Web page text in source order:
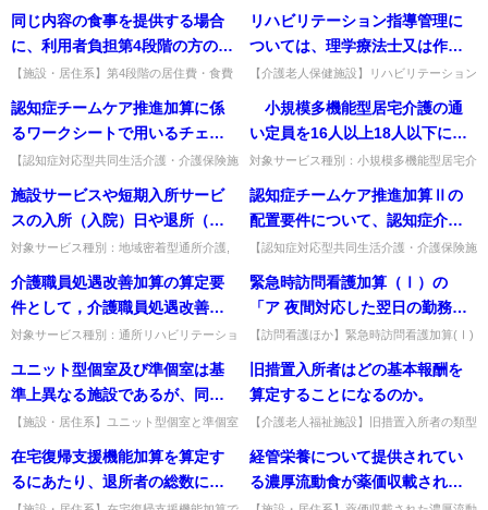
保健施設又は介護療養型医療施
設について、制度開始前に実態
置はないのか。
医療施設に経過措置はあるか。平成18年4
月まで従来型個室の介護...
算Ⅱ」となっているが、加算
（Ⅲ）（Ⅳ）の届出はどうすれ
を要件としない区分のため届出は不要。出
典：令和6年度介護報酬...
同じ内容の食事を提供する場合
に、利用者負担第4段階の方の居
住費・食費を第1段階から第3段
階までの方に対する補足給付の
【施設・居住系】第4段階の居住費・食費
か。踏まえる必要はないが、第4段階のみ
低く設定するのは適当でない...
リハビリテーション指導管理に
ついては、理学療法士又は作業
療法士による個別リハビリテー
ションの実施が要件とされてい
るが、この個別リハビリテーシ
ョンの頻度・時間等の具体的な
基準はあるか。
【介護老人保健施設】リハビリテーション
度・時間の具体的基準はあるか。頻度は問
わず、1回当たり20分程度が...
認知症チームケア推進加算に係
るワークシートで用いるチェッ
クリストは、どこで確認・入手
することができるのか。
【認知症対応型共同生活介護・介護保険施
シートで用いるチェックリストの入手先。
研修HPの研修動画視聴ペー...
小規模多機能型居宅介護の通
い定員を16人以上18人以下にす
る場合の要件として、「利用者
の処遇に支障がないと認められ
る十分な広さ（一人当たり３㎡
堂として届け出たスペースの合
計により確保することが必要な
のか。
対象サービス種別：小規模多機能型居宅介
小規模多機能型居宅介護の通い定員を16
人以上18人以下にする場合...
施設サービスや短期入所サービ
スの入所（入院）日や退所（退
院）日に通所サービスを算定で
きるか。
対象サービス種別：地域密着型通所介護,
介護報酬「通所サービスの算定」質問施設
サービスや短期入所サービ...
認知症チームケア推進加算Ⅱの
配置要件について、認知症介護
実践リーダー研修の受講が予定
されている者が、実践リーダー
研修の受講前に認知症チームケ
能か。
【認知症対応型共同生活介護・介護保険施
チームケア推進研修を受講してよいか。可
能（実践リーダー研修の受講...
介護職員処遇改善加算の算定要
件として，介護職員処遇改善計
画書や実績報告書を都道府県知
事等に提出することとなってい
るが，当該要件を満たしている
ことを証するため，計画書や実
績報告書の提出を受けた都道府
県知事は，（介護給付費算定に
係る体制等状況一覧表の「受理
対象サービス種別：通所リハビリテーショ
応型通所介護,短期入所生活介護,短期入所
療養介護,福祉用具貸...
緊急時訪問看護加算（Ⅰ）の
「ア 夜間対応した翌日の勤務間
隔の確保」とは、具体的にどの
ような取組が該当するか。
【訪問看護ほか】緊急時訪問看護加算(Ⅰ)
とは。夜間対応者の翌日の勤務開始時刻の
調整等で、実効性ある休息...
ユニット型個室及び準個室は基
準上異なる施設であるが、同一
の報酬額の設定となっている理
由は何か。
【施設・居住系】ユニット型個室と準個室
ニットケアの介護サービス評価が同様のた
め、居住費等控除後の報酬を...
旧措置入所者はどの基本報酬を
算定することになるのか。
【介護老人福祉施設】旧措置入所者の類型
設類型と居室に応じた単位数を算定する
（旧(Ⅰ)算定者は(Ⅰ)を算...
在宅復帰支援機能加算を算定す
るにあたり、退所者の総数に死
経管栄養について提供されてい
る濃厚流動食が薬価収載されて